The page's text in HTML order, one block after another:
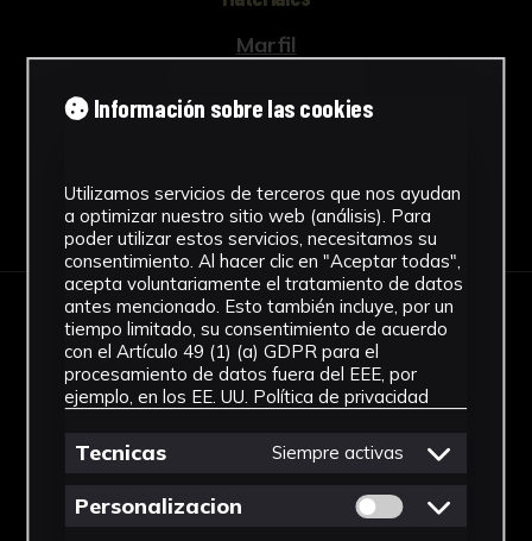
Marfil
Descargar Ficha
IMÁGENES
Información sobre las cookies
Utilizamos servicios de terceros que nos ayudan
a optimizar nuestro sitio web (análisis). Para
poder utilizar estos servicios, necesitamos su
consentimiento. Al hacer clic en "Aceptar todas",
acepta voluntariamente el tratamiento de datos
antes mencionado. Esto también incluye, por un
tiempo limitado, su consentimiento de acuerdo
con el Artículo 49 (1) (a) GDPR para el
procesamiento de datos fuera del EEE, por
ejemplo, en los EE. UU. Política de privacidad
Tecnicas Siempre activas
Personalizacion Permitir cookies